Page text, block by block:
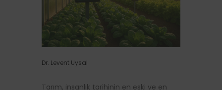
Dr. Levent Uysal
Tarım, insanlık tarihinin en eski ve en